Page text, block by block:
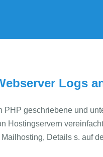
Logs
PHP geschriebene und
Hostingservern
Details s. auf